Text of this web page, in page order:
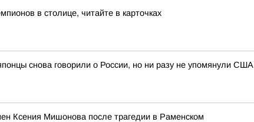
в столице, читайте в карточках
снова говорили о России, но ни разу не упомянули США
Ксения Мишонова после трагедии в Раменском